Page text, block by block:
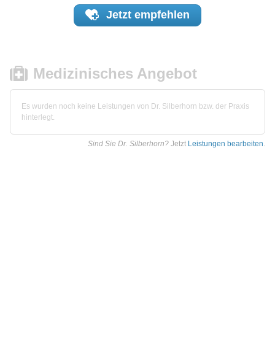
Jetzt empfehlen
Medizinisches Angebot
Es wurden noch keine Leistungen von Dr. Silberhorn bzw. der Praxis
hinterlegt.
Sind Sie Dr. Silberhorn? Jetzt Leistungen bearbeiten.